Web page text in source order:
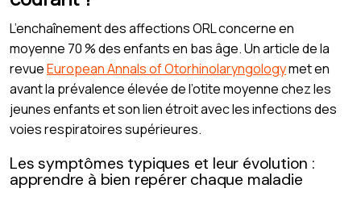
L’enchaînement des affections ORL concerne en
moyenne 70 % des enfants en bas âge. Un article de la
revueEuropean Annals of Otorhinolaryngologymet en
avant la prévalence élevée de l’otite moyenne chez les
jeunes enfants et son lien étroit avec les infections des
voies respiratoires supérieures.
Les symptômes typiques et leur évolution :
apprendre à bien repérer chaque maladie